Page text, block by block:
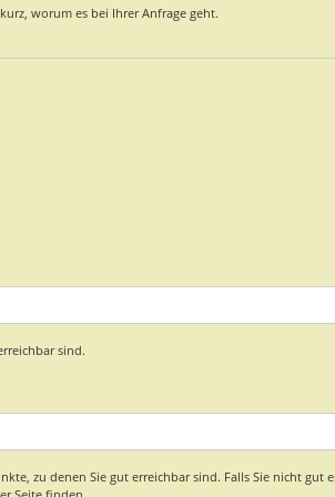
worum es bei Ihrer Anfrage geht.
sind.
zu denen Sie gut erreichbar sind. Falls Sie nicht gut